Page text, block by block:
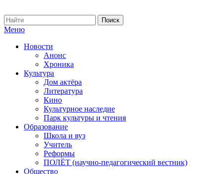
Меню
Новости
Анонс
Хроника
Культура
Дом актёра
Литература
Кино
Культурное наследие
Парк культуры и чтения
Образование
Школа и вуз
Учитель
Реформы
ПОЛЁТ (научно-педагогический вестник)
Общество